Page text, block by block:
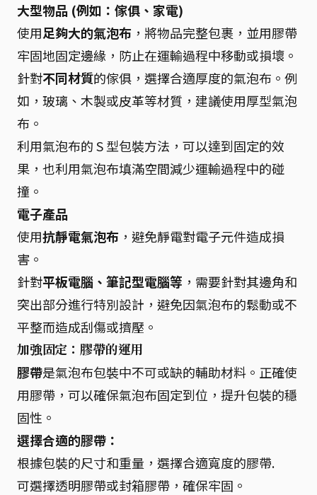
大型物品 (例如：傢俱、家電)
使用足夠大的氣泡布 ，將物品完整包裹，並用膠帶
牢固地固定邊緣，防止在運輸過程中移動或損壞。
針對不同材質的傢俱，選擇合適厚度的氣泡布。例
如，玻璃、木製或皮革等材質，建議使用厚型氣泡
布。
利用氣泡布的 S 型包裝方法，可以達到固定的效
果，也利用氣泡布填滿空間減少運輸過程中的碰
撞。
電子產品
使用抗靜電氣泡布 ，避免靜電對電子元件造成損
害。
針對平板電腦、筆記型電腦等 ，需要針對其邊角和
突出部分進行特別設計，避免因氣泡布的鬆動或不
平整而造成刮傷或擠壓。
加強固定：膠帶的運用
膠帶是氣泡布包裝中不可或缺的輔助材料。正確使
用膠帶，可以確保氣泡布固定到位，提升包裝的穩
固性。
選擇合適的膠帶：
根據包裝的尺寸和重量，選擇合適寬度的膠帶.
可選擇透明膠帶或封箱膠帶，確保牢固。